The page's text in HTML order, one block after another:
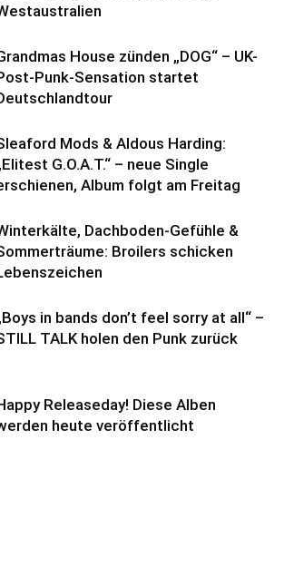
House zünden „DOG“ – UK-
Punk-Sensation startet
Mods & Aldous Harding:
G.O.A.T.“ – neue Single
Album folgt am Freitag
Dachboden-Gefühle &
Broilers schicken
in bands don’t feel sorry at all“ –
TALK holen den Punk zurück
Releaseday! Diese Alben
heute veröffentlicht